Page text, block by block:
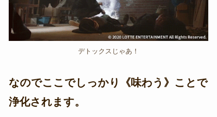
デトックスじゃあ！
なのでここでしっかり《味わう》ことで
浄化されます。